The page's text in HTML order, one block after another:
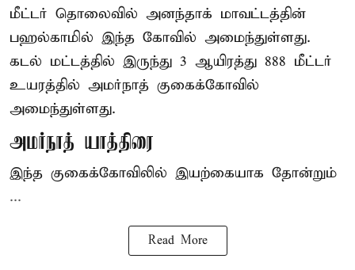
மீட்டர் தொலைவில் அனந்தாக் மாவட்டத்தின்
பஹல்காமில் இந்த கோவில் அமைந்துள்ளது.
கடல் மட்டத்தில் இருந்து 3 ஆயிரத்து 888 மீட்டர்
உயரத்தில் அமர்நாத் குகைக்கோவில்
அமைந்துள்ளது.
அமர்நாத் யாத்திரை
இந்த குகைக்கோவிலில் இயற்கையாக தோன்றும்
...
Read More